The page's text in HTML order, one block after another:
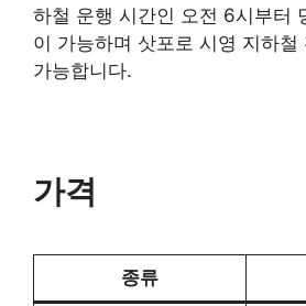
하철 운행 시간인 오전 6시부터
이 가능하며 삿포로 시영 지하철
가능합니다.
가격
종류